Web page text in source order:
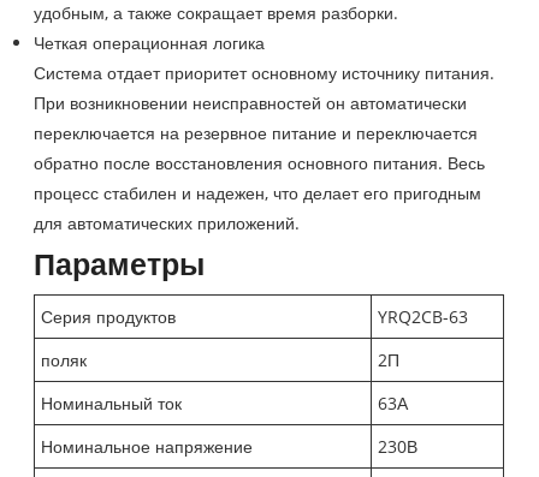
удобным, а также сокращает время разборки.
Четкая операционная логика
Система отдает приоритет основному источнику питания.
При возникновении неисправностей он автоматически
переключается на резервное питание и переключается
обратно после восстановления основного питания. Весь
процесс стабилен и надежен, что делает его пригодным
для автоматических приложений.
Параметры
Серия продуктов
YRQ2CB-63
поляк
2П
Номинальный ток
63А
Номинальное напряжение
230В